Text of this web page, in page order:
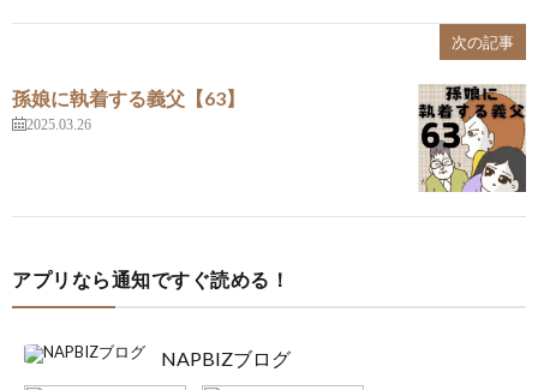
次の記事
孫娘に執着する義父【63】
2025.03.26
アプリなら通知ですぐ読める！
NAPBIZブログ